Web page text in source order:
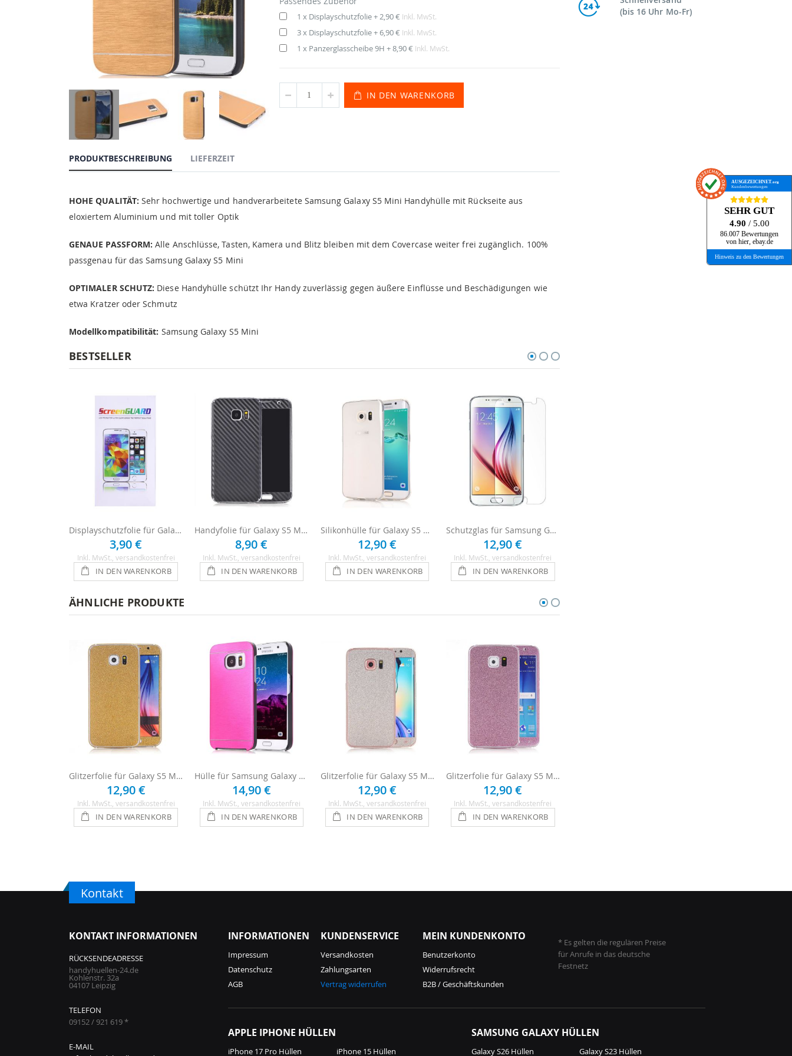
1 x Displayschutzfolie+2,90 € Inkl. MwSt.
3 x Displayschutzfolie+6,90 € Inkl. MwSt.
1 x Panzerglasscheibe 9H+8,90 € Inkl. MwSt.
IN DEN WARENKORB
PRODUKTBESCHREIBUNG
HOHE QUALITÄT: Sehr hochwertige und handverarbeitete Samsung Galaxy S5 Mini Handyhülle mit Rückseite aus
eloxiertem Aluminium und mit toller Optik
GENAUE PASSFORM: Alle Anschlüsse, Tasten, Kamera und Blitz bleiben mit dem Covercase weiter frei zugänglich. 100%
passgenau für das Samsung Galaxy S5 Mini
OPTIMALER SCHUTZ: Diese Handyhülle schützt Ihr Handy zuverlässig gegen äußere Einflüsse und Beschädigungen wie
etwa Kratzer oder Schmutz
Modellkompatibilität: Samsung Galaxy S5 Mini
LIEFERZEIT
BESTSELLER
Displayschutzfolie für Galaxy S5 Mini
3,90 €
Inkl. MwSt. , versandkostenfrei
IN DEN WARENKORB
Handyfolie für Galaxy S5 Mini - Carbon
8,90 €
Inkl. MwSt. , versandkostenfrei
IN DEN WARENKORB
Silikonhülle für Galaxy S5 Mini - Transparent
12,90 €
Inkl. MwSt. , versandkostenfrei
IN DEN WARENKORB
Schutzglas für Samsung Galaxy S5 Mini aus Echtglas
12,90 €
Inkl. MwSt. , versandkostenfrei
IN DEN WARENKORB
ÄHNLICHE PRODUKTE
Glitzerfolie für Galaxy S5 Mini - Gold
12,90 €
Inkl. MwSt. , versandkostenfrei
IN DEN WARENKORB
Hülle für Samsung Galaxy S5 Mini - Pink
14,90 €
Inkl. MwSt. , versandkostenfrei
IN DEN WARENKORB
Glitzerfolie für Galaxy S5 Mini - Silber
12,90 €
Inkl. MwSt. , versandkostenfrei
IN DEN WARENKORB
Glitzerfolie für Galaxy S5 Mini - Pink
12,90 €
Inkl. MwSt. , versandkostenfrei
IN DEN WARENKORB
(bis 16 Uhr Mo-Fr)
Kontakt
KONTAKT INFORMATIONEN
RÜCKSENDEADRESSE
handyhuellen-24.de
Kohlenstr. 32a
04107 Leipzig
TELEFON
09152 / 921 619 *
E-MAIL
INFORMATIONEN
Impressum
Datenschutz
AGB
KUNDENSERVICE
Versandkosten
Zahlungsarten
Vertrag widerrufen
MEIN KUNDENKONTO
Benutzerkonto
Widerrufsrecht
B2B / Geschäftskunden
* Es gelten die regulären Preise
für Anrufe in das deutsche
Festnetz
APPLE IPHONE HÜLLEN
iPhone 17 Pro Hüllen iPhone 15 Hüllen
SAMSUNG GALAXY HÜLLEN
Galaxy S26 Hüllen Galaxy S23 Hüllen
AUSGEZEICHNET.org
Kundenbewertungen
SEHR GUT
4.90 / 5.00
86.007 Bewertungen
von hier, ebay.de
Hinweis zu den Bewertungen